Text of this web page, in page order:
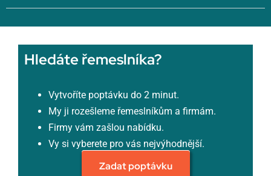
Hledáte řemeslníka?
Vytvoříte poptávku do 2 minut.
My ji rozešleme řemeslníkům a firmám.
Firmy vám zašlou nabídku.
Vy si vyberete pro vás nejvýhodnější.
Zadat poptávku